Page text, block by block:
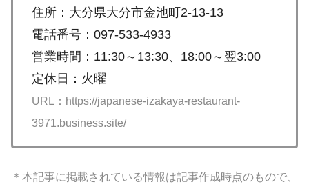
住所：大分県大分市金池町2-13-13
電話番号：097-533-4933
営業時間：11:30～13:30、18:00～翌3:00
定休日：火曜
URL：https://japanese-izakaya-restaurant-
3971.business.site/
＊本記事に掲載されている情報は記事作成時点のもので、